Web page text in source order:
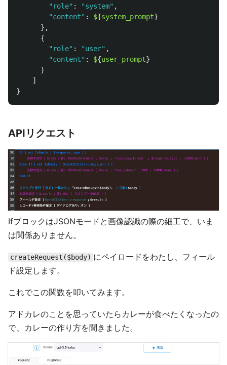
" role" : "system" ,
"content" : ${system_prompt}
},
{
" role" : "user" ,
"content" : ${user_prompt}
}
]
}
APIリクエスト
IfブロックはJSONモードと画像認識の際の細工で、いま
は関係ありません。
createRequest($body) にペイロードをわたし、フィール
ド設定します。
これでこの関数を叩いてみます。
アドカレのことを思っていたらカレーが食べたくなったの
で、カレーの作り方を聞きました。